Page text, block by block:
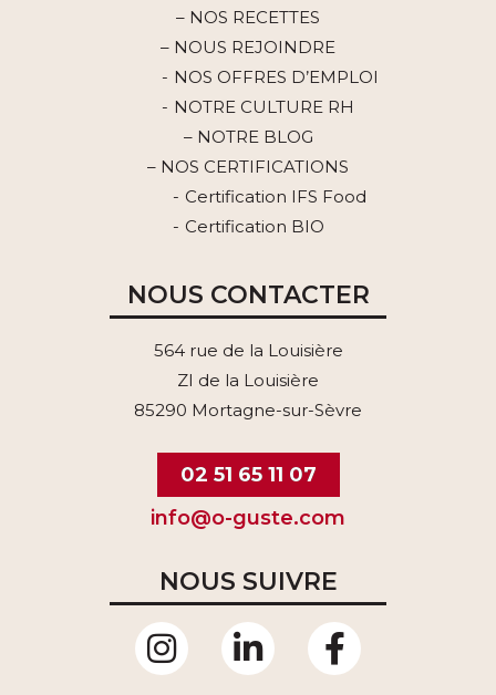
– NOS RECETTES
– NOUS REJOINDRE
NOS OFFRES D’EMPLOI
NOTRE CULTURE RH
– NOTRE BLOG
– NOS CERTIFICATIONS
Certification IFS Food
Certification BIO
NOUS CONTACTER
564 rue de la Louisière
ZI de la Louisière
85290 Mortagne-sur-Sèvre
02 51 65 11 07
info@o-guste.com
NOUS SUIVRE